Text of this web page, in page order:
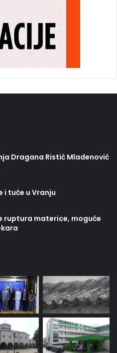
Dragana Ristić Mladenović
i tuče u Vranju
ruptura materice, moguće